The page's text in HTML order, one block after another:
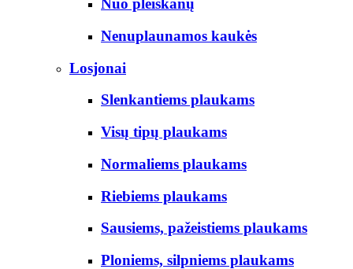
Nuo pleiskanų
Nenuplaunamos kaukės
Losjonai
Slenkantiems plaukams
Visų tipų plaukams
Normaliems plaukams
Riebiems plaukams
Sausiems, pažeistiems plaukams
Ploniems, silpniems plaukams